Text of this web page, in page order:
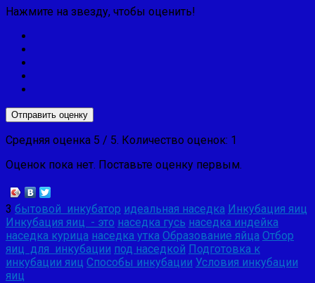
Нажмите на звезду, чтобы оценить!
Отправить оценку
Средняя оценка 5 / 5. Количество оценок: 1
Оценок пока нет. Поставьте оценку первым.
3 бытовой инкубатор идеальная наседка Инкубация яиц
Инкубация яиц - это наседка гусь наседка индейка
наседка курица наседка утка Образование яйца Отбор
яиц для инкубации под наседкой Подготовка к
инкубации яиц Способы инкубации Условия инкубации
яиц